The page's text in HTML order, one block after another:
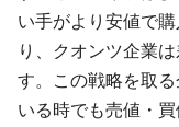
い手がより安値で
り、クオンツ企業
す。この戦略を取
いる時でも売値・